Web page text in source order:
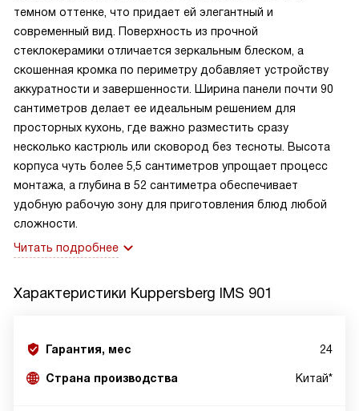
темном оттенке, что придает ей элегантный и
современный вид. Поверхность из прочной
стеклокерамики отличается зеркальным блеском, а
скошенная кромка по периметру добавляет устройству
аккуратности и завершенности. Ширина панели почти 90
сантиметров делает ее идеальным решением для
просторных кухонь, где важно разместить сразу
несколько кастрюль или сковород без тесноты. Высота
корпуса чуть более 5,5 сантиметров упрощает процесс
монтажа, а глубина в 52 сантиметра обеспечивает
удобную рабочую зону для приготовления блюд любой
сложности.
Читать подробнее
Характеристики Kuppersberg IMS 901
Гарантия, мес 24
Страна производства Китай*